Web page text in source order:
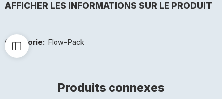
AFFICHER LES INFORMATIONS SUR LE PRODUIT
Catégorie: Flow-Pack
Produits connexes